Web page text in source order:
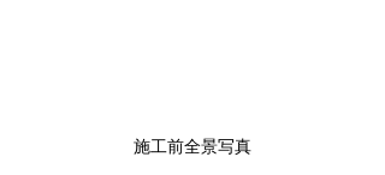
施工前全景写真